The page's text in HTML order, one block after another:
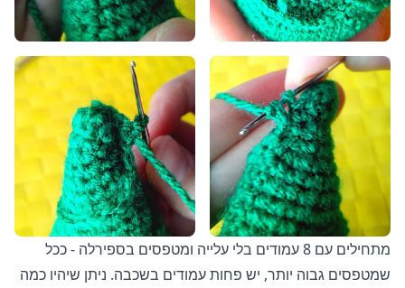
מתחילים עם 8 עמודים בלי עלייה ומטפסים בספירלה - ככל
שמטפסים גבוה יותר, יש פחות עמודים בשכבה. ניתן שיהיו כמה